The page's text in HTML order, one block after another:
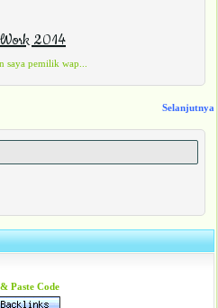
2014
saya pemilik wap...
Selanjutnya
Paste Code